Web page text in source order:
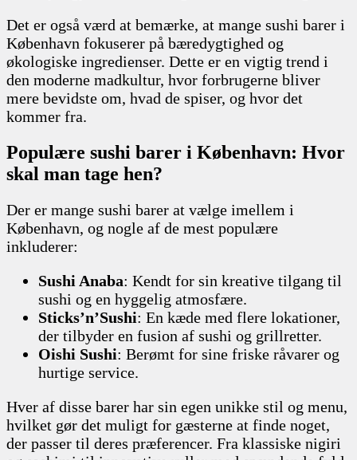
Det er også værd at bemærke, at mange sushi barer i
København fokuserer på bæredygtighed og
økologiske ingredienser. Dette er en vigtig trend i
den moderne madkultur, hvor forbrugerne bliver
mere bevidste om, hvad de spiser, og hvor det
kommer fra.
Populære sushi barer i København: Hvor
skal man tage hen?
Der er mange sushi barer at vælge imellem i
København, og nogle af de mest populære
inkluderer:
Sushi Anaba: Kendt for sin kreative tilgang til
sushi og en hyggelig atmosfære.
Sticks’n’Sushi: En kæde med flere lokationer,
der tilbyder en fusion af sushi og grillretter.
Oishi Sushi: Berømt for sine friske råvarer og
hurtige service.
Hver af disse barer har sin egen unikke stil og menu,
hvilket gør det muligt for gæsterne at finde noget,
der passer til deres præferencer. Fra klassiske nigiri